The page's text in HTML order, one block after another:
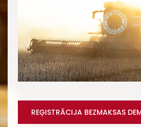
REĢISTRĀCIJA BEZMAKSAS